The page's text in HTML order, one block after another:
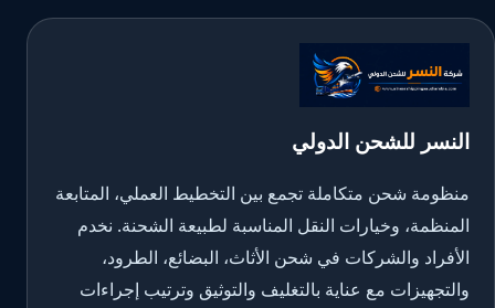
النسر للشحن الدولي
منظومة شحن متكاملة تجمع بين التخطيط العملي، المتابعة
المنظمة، وخيارات النقل المناسبة لطبيعة الشحنة. نخدم
الأفراد والشركات في شحن الأثاث، البضائع، الطرود،
والتجهيزات مع عناية بالتغليف والتوثيق وترتيب إجراءات